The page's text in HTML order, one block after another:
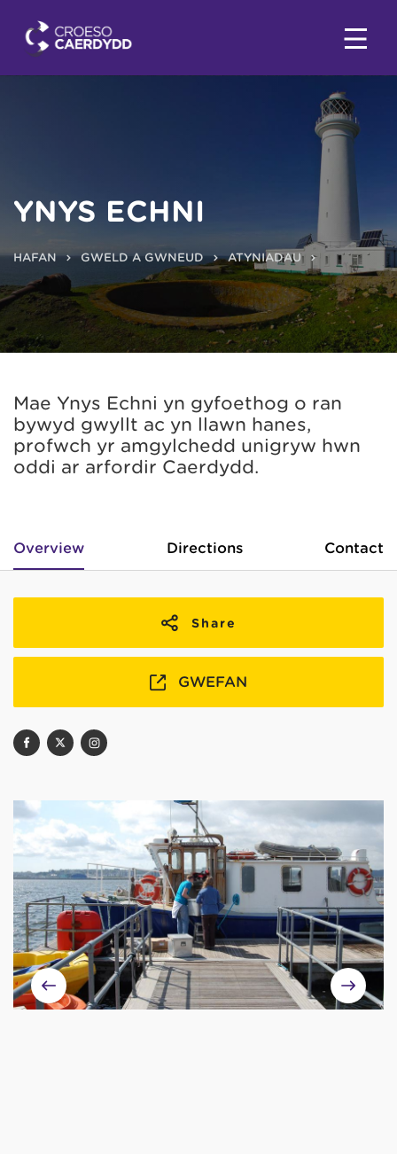
YNYS ECHNI
HAFAN GWELD A GWNEUD ATYNIADAU
Mae Ynys Echni yn gyfoethog o ran
bywyd gwyllt ac yn llawn hanes,
profwch yr amgylchedd unigryw hwn
oddi ar arfordir Caerdydd.
Overview Directions Contact
Share
GWEFAN